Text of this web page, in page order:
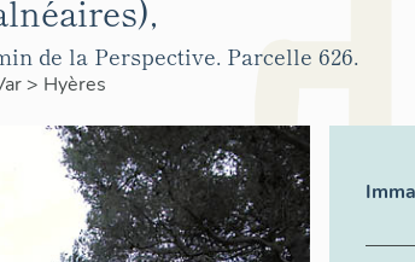
de la Perspective. Parcelle 626.
> Hyères